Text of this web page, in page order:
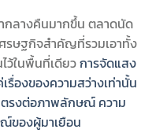
กลางคืนมากขึ้น ตลาดนัด
รษฐกิจสำคัญที่รวมเอาทั้ง
ว้ในพื้นที่เดียวการจัดแสง
รื่องของความสว่างเท่านั้น
รงต่อภาพลักษณ์ ความ
ของผู้มาเยือน